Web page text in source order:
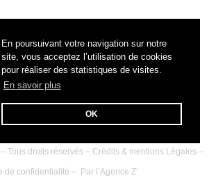
En poursuivant votre navigation sur notre
site, vous acceptez l’utilisation de cookies
pour réaliser des statistiques de visites.
En savoir plus
OK
Tous droits réservés – Crédits & mentions Légales –
de confidentialité – Par l’Agence Z’